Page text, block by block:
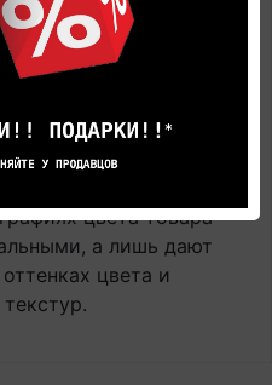
складе, срок
Так будет дешевле!
отличной от указанной
цвета товара
а лишь дают
цвета и